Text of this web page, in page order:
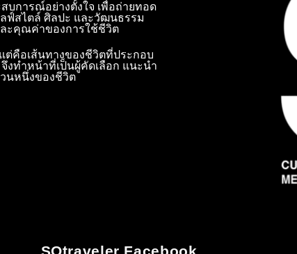
บการณ์อย่างตั้งใจ เพื่อถ่ายทอด
ลฟ์สไตล์ ศิลปะ และวัฒนธรรม
ะคุณค่าของการใช้ชีวิต
แต่คือเส้นทางของชีวิตที่ประกอบ
งทำหน้าที่เป็นผู้คัดเลือก แนะนำ
วนหนึ่งของชีวิต